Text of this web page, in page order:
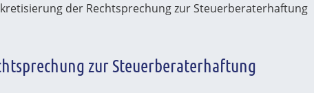
der Rechtsprechung zur Steuerberaterhaftung
zur Steuerberaterhaftung